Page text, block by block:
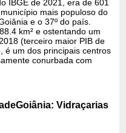
IBGE de 2021, era de 601
mais populoso do
e o 37º do país.
km² e ostentando um
(terceiro maior PIB de
é um dos principais centros
conurbada com
Vidraçarias